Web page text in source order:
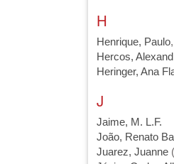
H
Henrique, Paulo
Hercos,
Heringer, Ana
J
Jaime, M. L.F.
João, Renato
Juarez, Juanne